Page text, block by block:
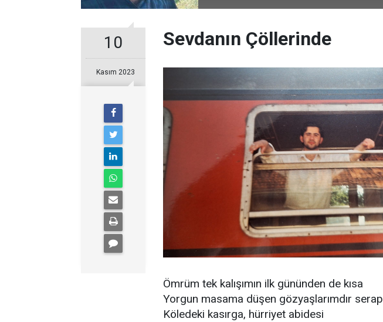
10
Kasım 2023
Sevdanın Çöllerinde
Ömrüm tek kalışımın ilk gününden de kısa
Yorgun masama düşen gözyaşlarımdır serap
Köledeki kasırga, hürriyet abidesi